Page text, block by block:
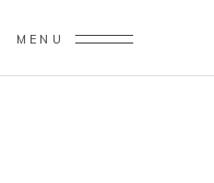
MENU